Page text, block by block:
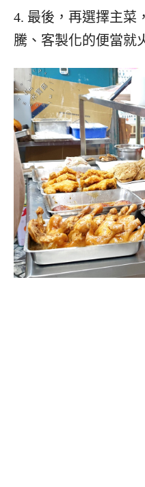
4. 最後，再選擇主菜
騰、客製化的便當就